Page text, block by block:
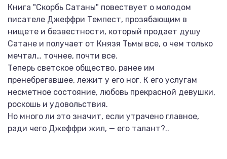
Книга "Скорбь Сатаны" повествует о молодом
писателе Джеффри Темпест, прозябающим в
нищете и безвестности, который продает душу
Сатане и получает от Князя Тьмы все, о чем только
мечтал… точнее, почти все.
Теперь светское общество, ранее им
пренебрегавшее, лежит у его ног. К его услугам
несметное состояние, любовь прекрасной девушки,
роскошь и удовольствия.
Но много ли это значит, если утрачено главное,
ради чего Джеффри жил, — его талант?..